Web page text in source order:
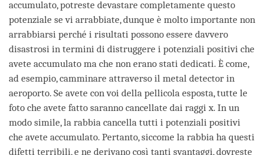
accumulato, potreste devastare completamente questo
potenziale se vi arrabbiate, dunque è molto importante non
arrabbiarsi perché i risultati possono essere davvero
disastrosi in termini di distruggere i potenziali positivi che
avete accumulato ma che non erano stati dedicati. È come,
ad esempio, camminare attraverso il metal detector in
aeroporto. Se avete con voi della pellicola esposta, tutte le
foto che avete fatto saranno cancellate dai raggi x. In un
modo simile, la rabbia cancella tutti i potenziali positivi
che avete accumulato. Pertanto, siccome la rabbia ha questi
difetti terribili, e ne derivano così tanti svantaggi, dovreste